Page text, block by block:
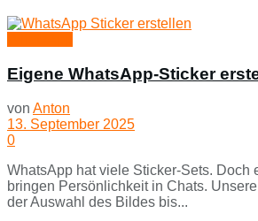
Eigene WhatsApp-Sticker
von Anton
13. September 2025
0
WhatsApp hat viele Sticker-Sets. Doch
bringen Persönlichkeit in Chats.
der Auswahl des Bildes bis...